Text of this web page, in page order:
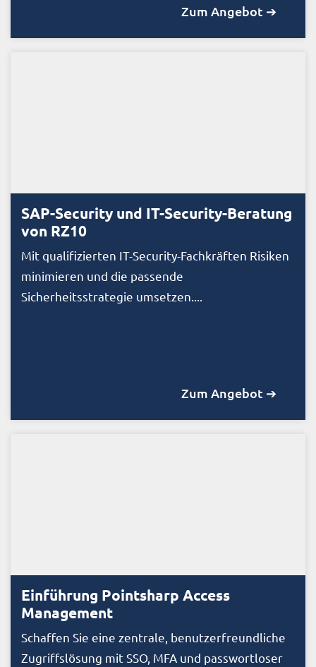
Zum Angebot ➔
SAP-Security und IT-Security-Beratung
von RZ10
Mit qualifizierten IT-Security-Fachkräften Risiken
minimieren und die passende
Sicherheitsstrategie umsetzen....
Zum Angebot ➔
Einführung Pointsharp Access
Management
Schaffen Sie eine zentrale, benutzerfreundliche
Zugriffslösung mit SSO, MFA und passwortloser